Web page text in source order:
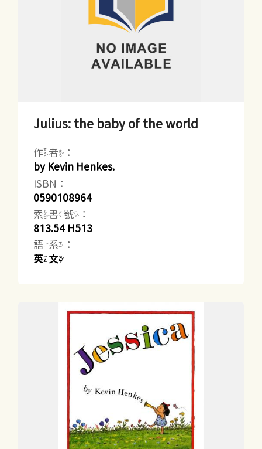
Julius: the baby of the world
作者：
by Kevin Henkes.
ISBN：
0590108964
索書號：
813.54 H513
語系：
英文